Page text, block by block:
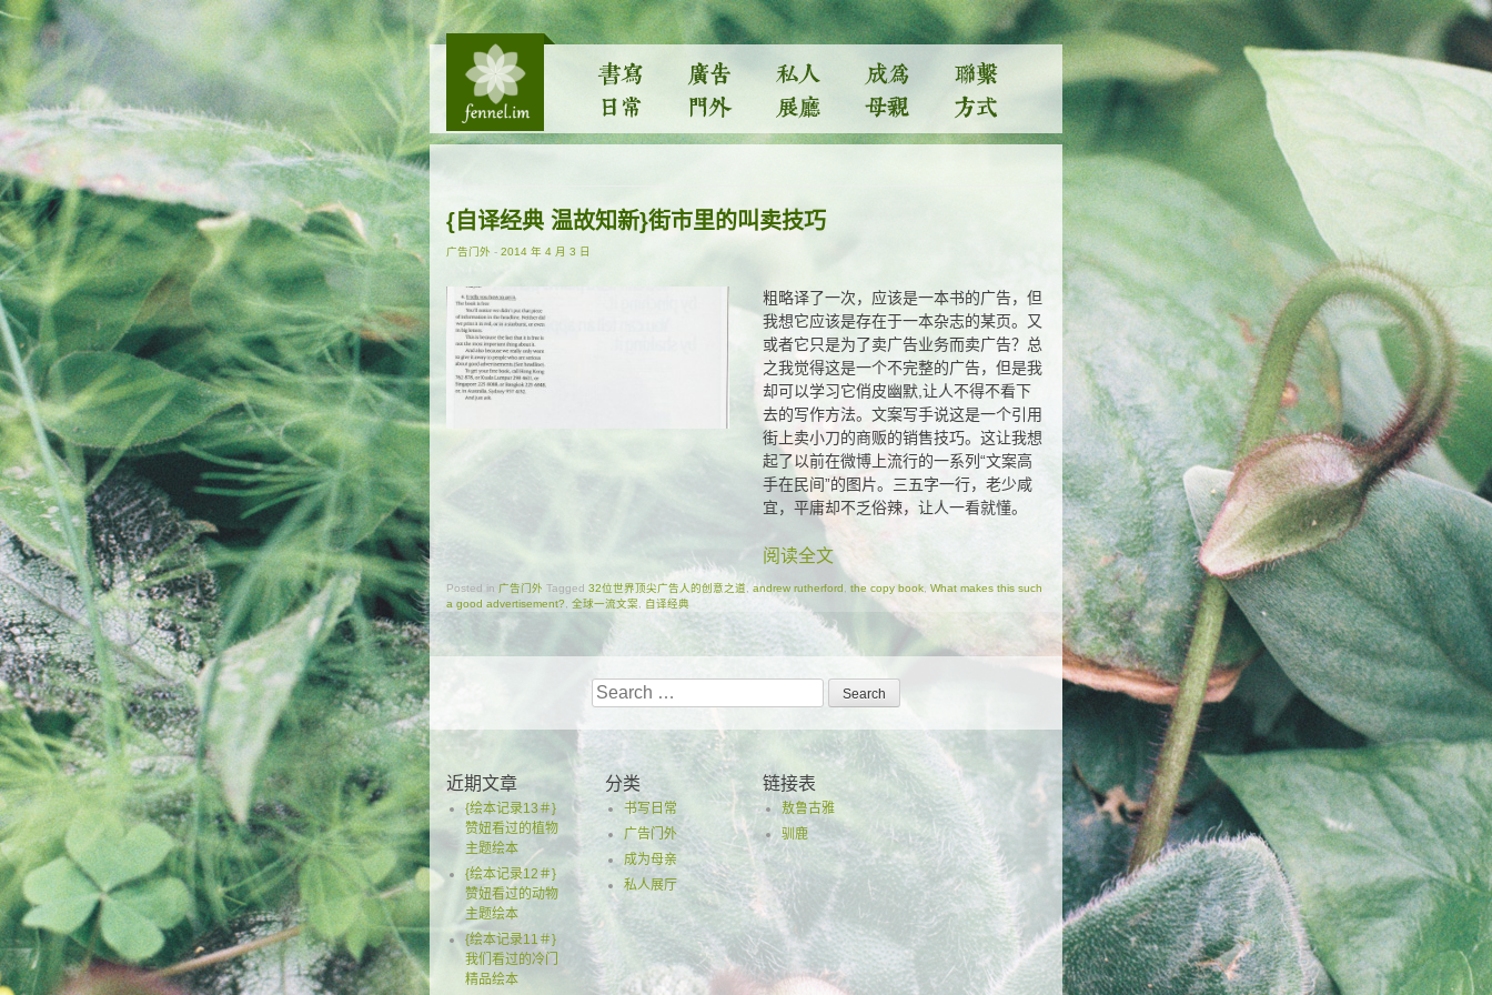
{自译经典 温故知新}街市里的叫卖技巧
广告门外 - 2014 年 4 月 3 日
粗略译了一次，应该是一本书的广告，但
我想它应该是存在于一本杂志的某页。又
或者它只是为了卖广告业务而卖广告？总
之我觉得这是一个不完整的广告，但是我
却可以学习它俏皮幽默,让人不得不看下
去的写作方法。文案写手说这是一个引用
街上卖小刀的商贩的销售技巧。这让我想
起了以前在微博上流行的一系列“文案高
手在民间”的图片。三五字一行，老少咸
宜，平庸却不乏俗辣，让人一看就懂。
阅读全文
Posted in 广告门外 Tagged 32位世界顶尖广告人的创意之道 andrew rutherford the copy book What makes this such
a good advertisement?
全球一流文案 自译经典
Search
近期文章
{绘本记录13＃}
赞妞看过的植物
主题绘本
{绘本记录12＃}
赞妞看过的动物
主题绘本
{绘本记录11＃}
我们看过的冷门
精品绘本
分类
书写日常
广告门外
成为母亲
私人展厅
链接表
敖鲁古雅
驯鹿